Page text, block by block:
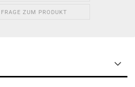
FRAGE ZUM PRODUKT